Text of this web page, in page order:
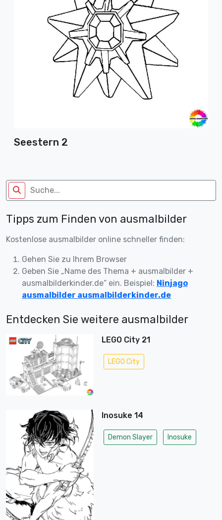
Seestern 2
Tipps zum Finden von ausmalbilder
Kostenlose ausmalbilder online schneller finden:
Gehen Sie zu Ihrem Browser
Geben Sie „Name des Thema + ausmalbilder +
ausmalbilderkinder.de“ ein. Beispiel: Ninjago
ausmalbilder ausmalbilderkinder.de
Entdecken Sie weitere ausmalbilder
LEGO City 21
LEGO City
Inosuke 14
Demon Slayer Inosuke